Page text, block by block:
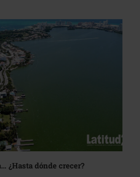
¿Hasta dónde crecer?